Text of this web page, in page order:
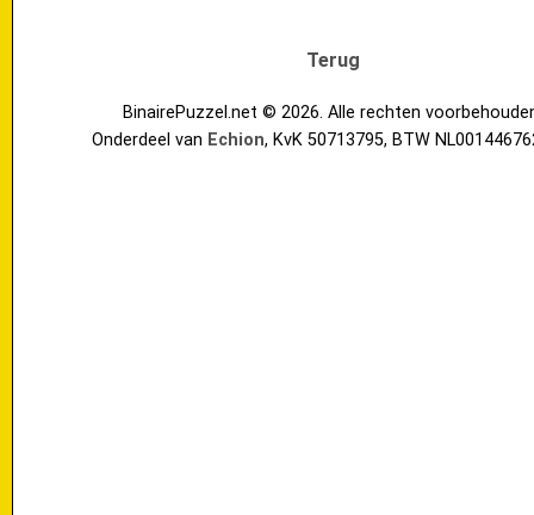
Terug
BinairePuzzel.net © 2026. Alle rechten
Onderdeel van Echion, KvK 50713795, BTW